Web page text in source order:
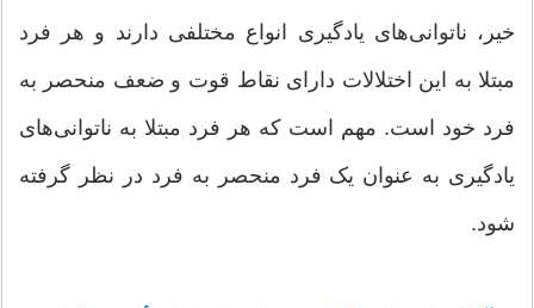
خیر، ناتوانی‌های یادگیری انواع مختلفی دارند و هر فرد
مبتلا به این اختلالات دارای نقاط قوت و ضعف منحصر به
فرد خود است. مهم است که هر فرد مبتلا به ناتوانی‌های
یادگیری به عنوان یک فرد منحصر به فرد در نظر گرفته
شود.